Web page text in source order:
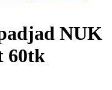
NUK
60tk